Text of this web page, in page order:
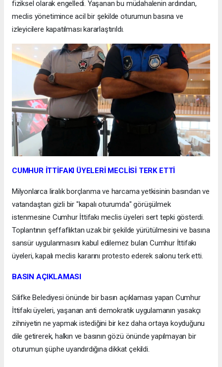
fiziksel olarak engelledi. Yaşanan bu müdahalenin ardından,
meclis yönetimince acil bir şekilde oturumun basına ve
izleyicilere kapatılması kararlaştırıldı.
CUMHUR İTTİFAKI ÜYELERİ MECLİSİ TERK ETTİ
Milyonlarca liralık borçlanma ve harcama yetkisinin basından ve
vatandaştan gizli bir "kapalı oturumda" görüşülmek
istenmesine Cumhur İttifakı meclis üyeleri sert tepki gösterdi.
Toplantının şeffaflıktan uzak bir şekilde yürütülmesini ve basına
sansür uygulanmasını kabul edilemez bulan Cumhur İttifakı
üyeleri, kapalı meclis kararını protesto ederek salonu terk etti.
BASIN AÇIKLAMASI
Silifke Belediyesi önünde bir basın açıklaması yapan Cumhur
İttifakı üyeleri, yaşanan anti demokratik uygulamanın yasakçı
zihniyetin ne yapmak istediğini bir kez daha ortaya koyduğunu
dile getirerek, halkın ve basının gözü önünde yapılmayan bir
oturumun şüphe uyandırdığına dikkat çekildi.